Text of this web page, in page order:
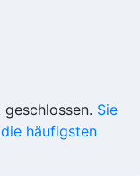
Sie
häufigsten